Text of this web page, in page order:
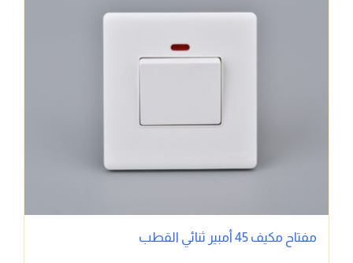
مفتاح مكيف 45 أمبير ثنائي القطب